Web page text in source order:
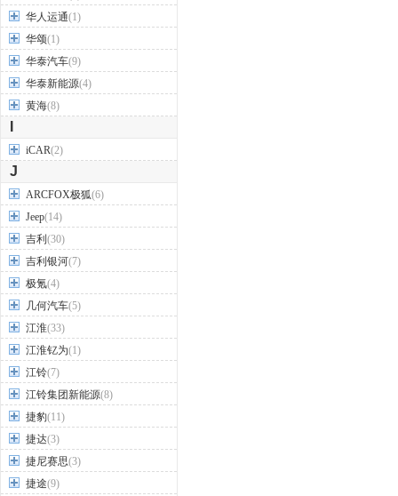
华人运通(1)
华颂(1)
华泰汽车(9)
华泰新能源(4)
黄海(8)
iCAR(2)
J
ARCFOX极狐(6)
Jeep(14)
吉利 (30)
吉利银河(7)
极氪(4)
几何汽车(5)
江淮(33)
江淮钇为(1)
江铃(7)
江铃集团新能源(8)
捷豹(11)
捷达(3)
捷尼赛思(3)
捷途(9)